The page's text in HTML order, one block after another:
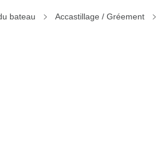
bateau Accastillage / Gréement